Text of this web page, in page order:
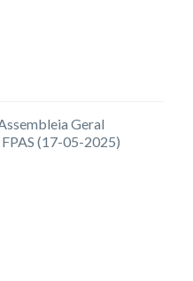
Geral
(17-05-2025)